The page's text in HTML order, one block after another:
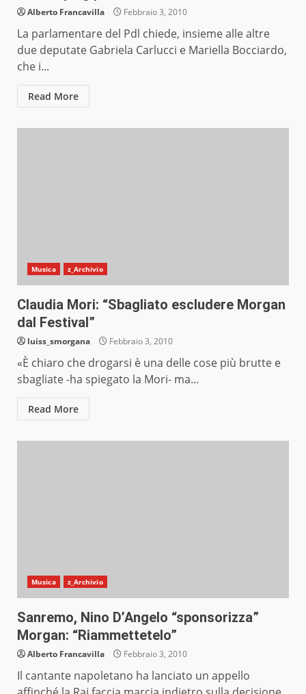
Alberto Francavilla Febbraio 3, 2010
La parlamentare del Pdl chiede, insieme alle altre
due deputate Gabriela Carlucci e Mariella Bocciardo,
che i...
Read More
Musica z_Archivio
Claudia Mori: “Sbagliato escludere Morgan
dal Festival”
luiss_smorgana Febbraio 3, 2010
«È chiaro che drogarsi è una delle cose più brutte e
sbagliate -ha spiegato la Mori- ma...
Read More
Musica z_Archivio
Sanremo, Nino D’Angelo “sponsorizza”
Morgan: “Riammettetelo”
Alberto Francavilla Febbraio 3, 2010
Il cantante napoletano ha lanciato un appello